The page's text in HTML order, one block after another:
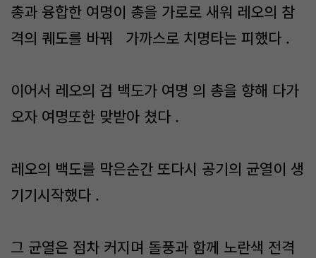
총과 융합한 여명이 총을 가로로 새워 레오의 참
격의 퀘도를 바꿔 가까스로 치명타는 피했다 .
이어서 레오의 검 백도가 여명 의 총을 향해 다가
오자 여명또한 맞받아 쳤다 .
레오의 백도를 막은순간 또다시 공기의 균열이 생
기기시작했다 .
그 균열은 점차 커지며 돌풍과 함께 노란색 전격